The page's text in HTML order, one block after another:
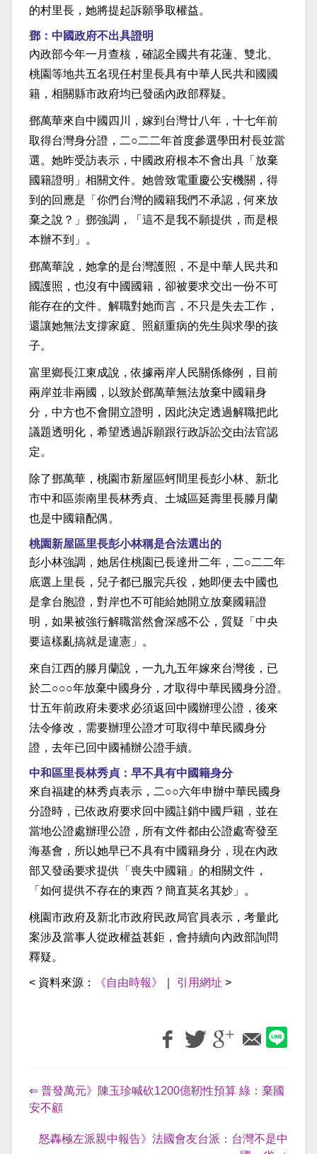
的村里長，她將提起訴願爭取權益。
鄧：中國政府不出具證明
內政部今年一月查核，確認全國共有花蓮、雙北、
桃園等地共五名現任村里長具有中華人民共和國國
籍，相關縣市政府均已發函內政部釋疑。
鄧萬華來自中國四川，嫁到台灣廿八年，十七年前
取得台灣身分證，二○二二年首度參選學田村長並當
選。她昨受訪表示，中國政府根本不會出具「放棄
國籍證明」相關文件。她曾致電重慶公安機關，得
到的回應是「你們台灣的國籍我們不承認，何來放
棄之說？」鄧強調，「這不是我不願提供，而是根
本辦不到」。
鄧萬華說，她拿的是台灣護照，不是中華人民共和
國護照，也沒有中國國籍，卻被要求交出一份不可
能存在的文件。解職對她而言，不只是失去工作，
還讓她無法支撐家庭、照顧重病的先生與求學的孩
子。
富里鄉長江東成說，依據兩岸人民關係條例，目前
兩岸並非兩國，以致於鄧萬華無法放棄中國籍身
分，中方也不會開立證明，因此決定透過解職把此
議題透明化，希望透過訴願跟行政訴訟交由法官認
定。
除了鄧萬華，桃園市新屋區蚵間里長彭小林、新北
市中和區崇南里長林秀貞、土城區延壽里長滕月蘭
也是中國籍配偶。
桃園新屋區里長彭小林稱是合法選出的
彭小林強調，她居住桃園已長達卅二年，二○二二年
底選上里長，兒子都已服完兵役，她即便去中國也
是拿台胞證，對岸也不可能給她開立放棄國籍證
明，如果被強行解職當然會深感不公，質疑「中央
要這樣亂搞就是違憲」。
來自江西的滕月蘭說，一九九五年嫁來台灣後，已
於二○○○年放棄中國身分，才取得中華民國身分證。
廿五年前政府未要求必須返回中國辦理公證，後來
法令修改，需要辦理公證才可取得中華民國身分
證，去年已回中國補辦公證手續。
中和區里長林秀貞：早不具有中國籍身分
來自福建的林秀貞表示，二○○六年申辦中華民國身
分證時，已依政府要求回中國註銷中國戶籍，並在
當地公證處辦理公證，所有文件都由公證處寄發至
海基會，所以她早已不具有中國籍身分，現在內政
部又發函要求提供「喪失中國籍」的相關文件，
「如何提供不存在的東西？簡直莫名其妙」。
桃園市政府及新北市政府民政局官員表示，考量此
案涉及當事人從政權益甚鉅，會持續向內政部詢問
釋疑。
< 資料來源： 《自由時報》 引用網址 >
⇐ 普發萬元》陳玉珍喊砍1200億靭性預算 綠：棄國
安不顧
怒轟極左派親中報告》法國會友台派：台灣不是中